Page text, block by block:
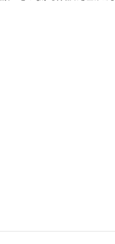
リーランスに共通する特徴を
してみてください。